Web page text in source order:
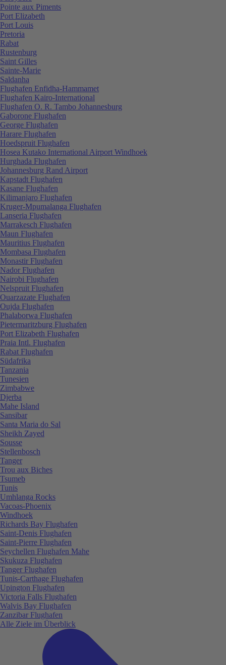
Pointe aux Piments
Port Elizabeth
Port Louis
Pretoria
Rabat
Rustenburg
Saint Gilles
Sainte-Marie
Saldanha
Flughafen Enfidha-Hammamet
Flughafen Kairo-International
Flughafen O. R. Tambo Johannesburg
Gaborone Flughafen
George Flughafen
Harare Flughafen
Hoedspruit Flughafen
Hosea Kutako International Airport Windhoek
Hurghada Flughafen
Johannesburg Rand Airport
Kapstadt Flughafen
Kasane Flughafen
Kilimanjaro Flughafen
Kruger-Mpumalanga Flughafen
Lanseria Flughafen
Marrakesch Flughafen
Maun Flughafen
Mauritius Flughafen
Mombasa Flughafen
Monastir Flughafen
Nador Flughafen
Nairobi Flughafen
Nelspruit Flughafen
Ouarzazate Flughafen
Oujda Flughafen
Phalaborwa Flughafen
Pietermaritzburg Flughafen
Port Elizabeth Flughafen
Praia Intl. Flughafen
Rabat Flughafen
Südafrika
Tanzania
Tunesien
Zimbabwe
Djerba
Mahe Island
Sansibar
Santa Maria do Sal
Sheikh Zayed
Sousse
Stellenbosch
Tanger
Trou aux Biches
Tsumeb
Tunis
Umhlanga Rocks
Vacoas-Phoenix
Windhoek
Richards Bay Flughafen
Saint-Denis Flughafen
Saint-Pierre Flughafen
Seychellen Flughafen Mahe
Skukuza Flughafen
Tanger Flughafen
Tunis-Carthage Flughafen
Upington Flughafen
Victoria Falls Flughafen
Walvis Bay Flughafen
Zanzibar Flughafen
Alle Ziele im Überblick